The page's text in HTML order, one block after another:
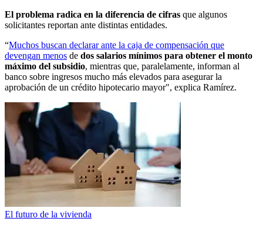
El problema radica en la diferencia de cifras que algunos
solicitantes reportan ante distintas entidades.
“Muchos buscan declarar ante la caja de compensación que
devengan menos de dos salarios mínimos para obtener el monto
máximo del subsidio, mientras que, paralelamente, informan al
banco sobre ingresos mucho más elevados para asegurar la
aprobación de un crédito hipotecario mayor", explica Ramírez.
El futuro de la vivienda